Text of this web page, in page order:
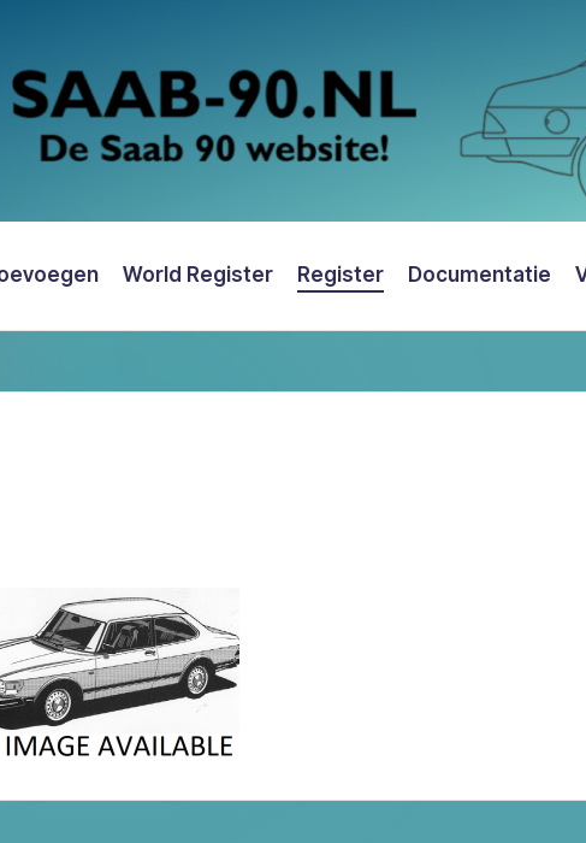
World Register Register Documentatie